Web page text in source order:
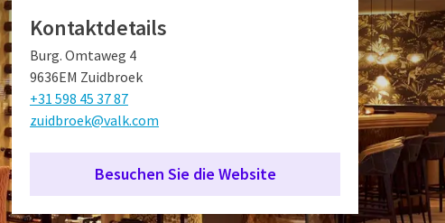
Kontaktdetails
Burg. Omtaweg 4
9636EM Zuidbroek
+31 598 45 37 87
zuidbroek@valk.com
Besuchen Sie die Website